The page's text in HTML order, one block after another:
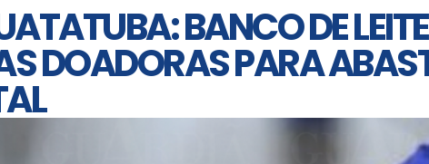
BANCO DE
DOADORAS PARA